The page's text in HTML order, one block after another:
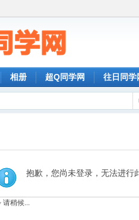
相册 超Q同学网 往日同学
抱歉，您尚未登录，无法进行
请稍候...